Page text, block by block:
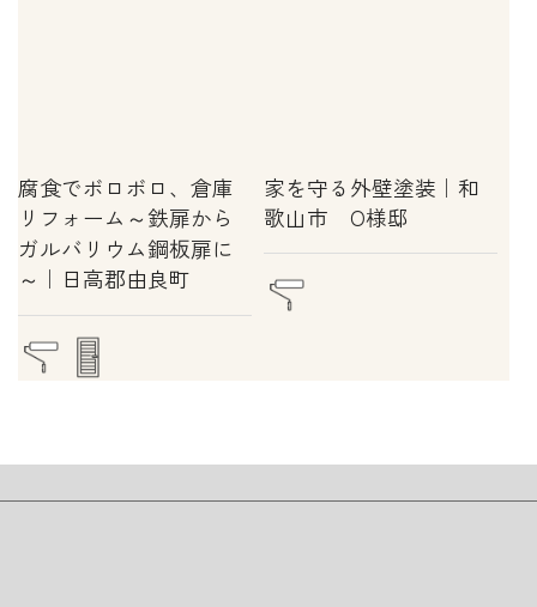
腐食でボロボロ、倉庫
リフォーム～鉄扉から
ガルバリウム鋼板扉に
～｜日高郡由良町
家を守る外壁塗装｜和
歌山市 O様邸